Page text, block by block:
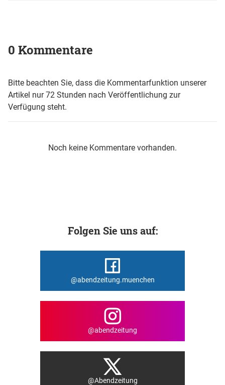
0 Kommentare
Bitte beachten Sie, dass die Kommentarfunktion unserer
Artikel nur 72 Stunden nach Veröffentlichung zur
Verfügung steht.
Noch keine Kommentare vorhanden.
Folgen Sie uns auf:
@abendzeitung.muenchen
@abendzeitung
@Abendzeitung